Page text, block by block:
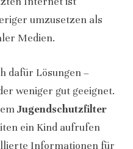
umzusetzen als
Medien.
dafür Lösungen –
weniger gut geeignet.
Jugendschutzfilter
ein Kind aufrufen
Informationen für